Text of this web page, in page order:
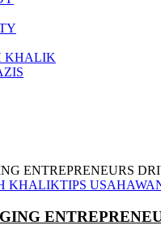
KHALIK
KHALIKTIPS